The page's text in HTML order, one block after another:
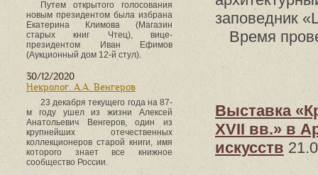
заповедник
Время
Выставка
XVII вв.» в
искусств
Путем открытого голосования
новым президентом была избрана
Екатерина Климова (Магазин
старых книг Чтец), вице-
президентом Иван Ефимов
(Аукционный дом 12-й стул).
30/12/2020
Некролог. А.А. Венгеров
23 декабря текущего года на 87-
м году ушел из жизни Алексей
Анатольевич Венгеров, один из
крупнейших отечественных
коллекционеров старой книги, имя
которого знает все книжное
сообщество России.